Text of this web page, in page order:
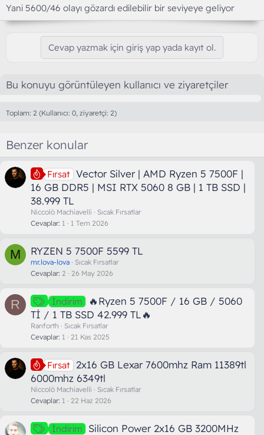
Yani 5600/46 olayı gözardı edilebilir bir seviyeye geliyor
Cevap yazmak için giriş yap yada kayıt ol.
Bu konuyu görüntüleyen kullanıcı ve ziyaretçiler
Toplam: 2 (Kullanıcı: 0, ziyaretçi: 2)
Benzer konular
Fırsat Vector Silver | AMD Ryzen 5 7500F |
16 GB DDR5 | MSI RTX 5060 8 GB | 1 TB SSD |
38.999 TL
Niccolò Machiavelli
Sıcak Fırsatlar
Cevaplar 1 1 Tem 2026
M RYZEN 5 7500F 5599 TL
mr.lova-lova
Sıcak Fırsatlar
Cevaplar 2 26 May 2026
R İndirim
🔥Ryzen 5 7500F / 16 GB / 5060
Tİ / 1 TB SSD 42.999 TL🔥
Ranforth
Sıcak Fırsatlar
Cevaplar 1 21 Kas 2025
Fırsat 2x16 GB Lexar 7600mhz Ram 11389tl
6000mhz 6349tl
Niccolò Machiavelli
Sıcak Fırsatlar
Cevaplar 1 22 Haz 2026
İndirim
Silicon Power 2x16 GB 3200MHz